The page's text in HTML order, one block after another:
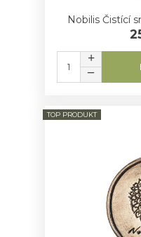
Nobilis Čistící
TOP PRODUKT